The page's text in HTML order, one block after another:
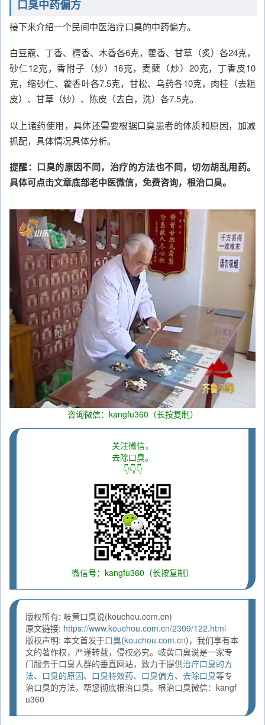
口臭中药偏方
接下来介绍一个民间中医治疗口臭的中药偏方。
白豆蔻、丁香、檀香、木香各6克，藿香、甘草（炙）各24克，
砂仁12克，香附子（炒）16克，麦蘖（炒）20克，丁香皮10
克，缩砂仁、藿香叶各7.5克，甘松、乌药各10克，肉桂（去粗
皮）、甘草（炒）、陈皮（去白，洗）各7.5克。
以上诸药使用，具体还需要根据口臭患者的体质和原因，加减
抓配，具体情况具体分析。
提醒：口臭的原因不同，治疗的方法也不同，切勿胡乱用药。
具体可点击文章底部老中医微信，免费咨询，根治口臭。
咨询微信：kangfu360（长按复制）
关注微信，
去除口臭。
👇👇👇
微信号：kangfu360（长按复制）
版权所有: 岐黄口臭说(kouchou.com.cn)
原文链接: https://www.kouchou.com.cn/2309/122.html
版权声明: 本文首发于口臭(kouchou.com.cn)，我们享有本
文的著作权，严谨转载，侵权必究。岐黄口臭说是一家专
门服务于口臭人群的垂直网站，致力于提供治疗口臭的方
法、 口臭的原因、 口臭特效药、 口臭偏方、 去除口臭等专
治口臭的方法，帮您彻底根治口臭。根治口臭微信：kangf
u360